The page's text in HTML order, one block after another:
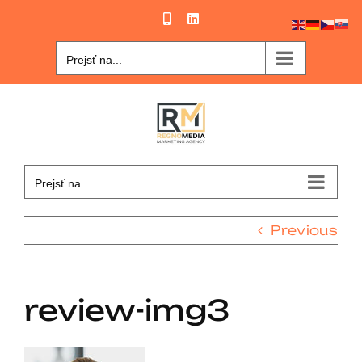
PhoneLinkedIn
Prejsť na...
Prejsť na...
Previous
review-img3